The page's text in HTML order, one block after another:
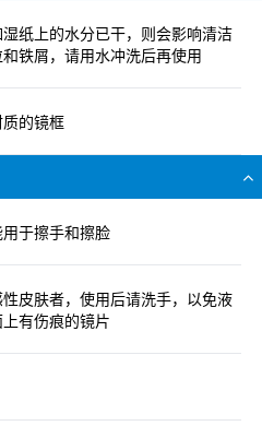
纸上的水分已干，则会影响清洁
铁屑，请用水冲洗后再使用
的镜框
于擦手和擦脸
皮肤者，使用后请洗手，以免液
有伤痕的镜片